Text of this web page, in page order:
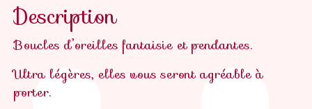
Description
Boucles d’oreilles fantaisie et pendantes.
Ultra légères, elles vous seront agréable à
porter.